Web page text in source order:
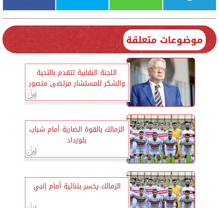
موضوعات متعلقة
اللجنة النقابية تتقدم بالتحية
والشكر للمستشار مرتضى منصور
الزمالك بالقوة الضاربة أمام شباب
بلوزداد
الزمالك يخسر بثنائية أمام إنبي